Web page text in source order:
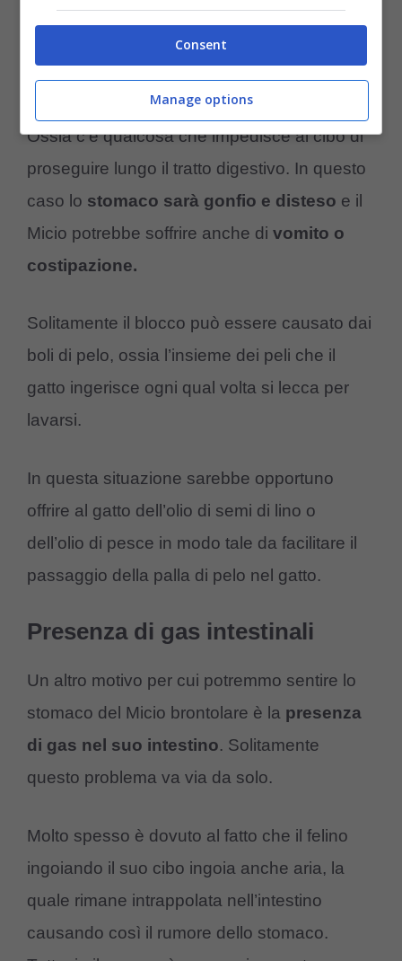
(Foto Pexels)
Ossia c’è qualcosa che impedisce al cibo di
proseguire lungo il tratto digestivo. In questo
caso lo stomaco sarà gonfio e disteso e il
Micio potrebbe soffrire anche di vomito o
costipazione.
Solitamente il blocco può essere causato dai
boli di pelo, ossia l’insieme dei peli che il
gatto ingerisce ogni qual volta si lecca per
lavarsi.
In questa situazione sarebbe opportuno
offrire al gatto dell’olio di semi di lino o
dell’olio di pesce in modo tale da facilitare il
passaggio della palla di pelo nel gatto.
Presenza di gas intestinali
Un altro motivo per cui potremmo sentire lo
stomaco del Micio brontolare è la presenza
di gas nel suo intestino. Solitamente
questo problema va via da solo.
Molto spesso è dovuto al fatto che il felino
ingoiando il suo cibo ingoia anche aria, la
quale rimane intrappolata nell’intestino
causando così il rumore dello stomaco.
Consent
Manage options